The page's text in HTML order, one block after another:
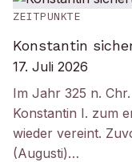
ZEITPUNKTE
Konstantin
17. Juli 2026
Im Jahr 325 n.
Konstantin I. zum
wieder vereint.
(Augusti)…